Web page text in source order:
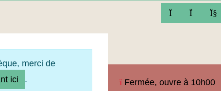
FACEBOOK
merci de
ici . Fermée, ouvre à 10h00